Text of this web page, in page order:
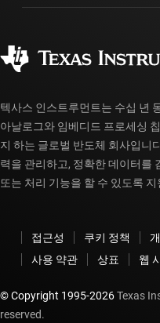
제조
myTI 계정 FAQ
주문 FAQ
텍사스 인스트루먼트는 수십 년
아날로그와 임베디드 프로세싱
지 하는 글로벌 반도체 회사입니
력을 관리하고, 정확한 데이터를
또는 처리 기능을 할 수 있도록
접근성 쿠키 정책
사용 약관
상표 웹
© Copyright 1995-2026Texas
reserved.